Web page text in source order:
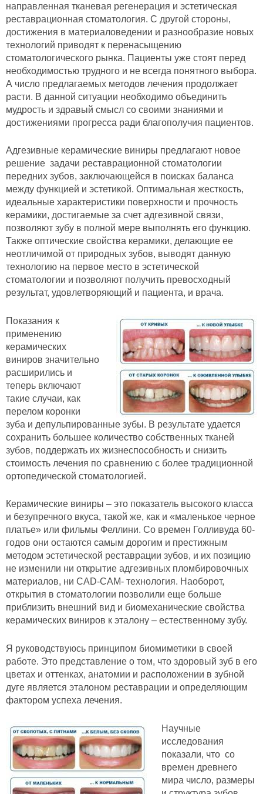
направленная тканевая регенерация и эстетическая
реставрационная стоматология. С другой стороны,
достижения в материаловедении и разнообразие новых
технологий приводят к перенасыщению
стоматологического рынка. Пациенты уже стоят перед
необходимостью трудного и не всегда понятного выбора.
А число предлагаемых методов лечения продолжает
расти. В данной ситуации необходимо объединить
мудрость и здравый смысл со своими знаниями и
достижениями прогресса ради благополучия пациентов.
Адгезивные керамические виниры предлагают новое
решение задачи реставрационной стоматологии
передних зубов, заключающейся в поисках баланса
между функцией и эстетикой. Оптимальная жесткость,
идеальные характеристики поверхности и прочность
керамики, достигаемые за счет адгезивной связи,
позволяют зубу в полной мере выполнять его функцию.
Также оптические свойства керамики, делающие ее
неотличимой от природных зубов, выводят данную
технологию на первое место в эстетической
стоматологии и позволяют получить превосходный
результат, удовлетворяющий и пациента, и врача.
Показания к
применению
керамических
виниров значительно
расширились и
теперь включают
такие случаи, как
перелом коронки
зуба и депульпированные зубы. В результате удается
сохранить большее количество собственных тканей
зубов, поддержать их жизнеспособность и снизить
стоимость лечения по сравнению с более традиционной
ортопедической стоматологией.
Керамические виниры – это показатель высокого класса
и безупречного вкуса, такой же, как и «маленькое черное
платье» или фильмы Феллини. Со времен Голливуда 60-
годов они остаются самым дорогим и престижным
методом эстетической реставрации зубов, и их позицию
не изменили ни открытие адгезивных пломбировочных
материалов, ни CAD-CAM- технология. Наоборот,
открытия в стоматологии позволили еще больше
приблизить внешний вид и биомеханические свойства
керамических виниров к эталону – естественному зубу.
Я руководствуюсь принципом биомиметики в своей
работе. Это представление о том, что здоровый зуб в его
цветах и оттенках, анатомии и расположении в зубной
дуге является эталоном реставрации и определяющим
фактором успеха лечения.
Научные
исследования
показали, что со
времен древнего
мира число, размеры